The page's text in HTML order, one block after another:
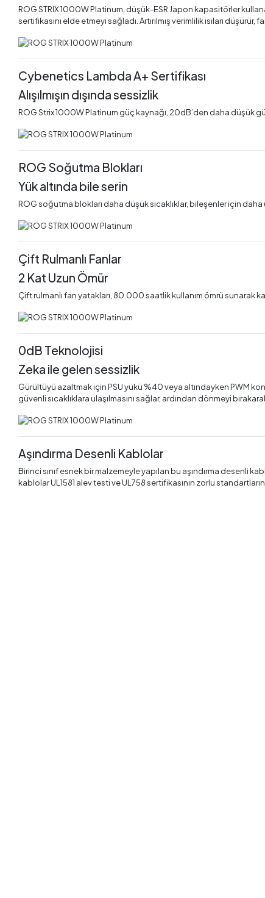
ROG STRIX 1000W Platinum, düşük-ESR Japon kapasitörler
sertifikasını elde etmeyi sağladı. Artırılmış verimlilik ısıları
Cybenetics Lambda A+ Sertifikası
Alışılmışın dışında sessizlik
ROG Strix 1000W Platinum güç kaynağı, 20dB’den daha düşük
ROG Soğutma Blokları
Yük altında bile serin
ROG soğutma blokları daha düşük sıcaklıklar, bileşenler için daha
Çift Rulmanlı Fanlar
2 Kat Uzun Ömür
Çift rulmanlı fan yatakları, 80.000 saatlik kullanım ömrü sunarak
0dB Teknolojisi
Zeka ile gelen sessizlik
Gürültüyü azaltmak için PSU yükü %40 veya altındayken PWM
güvenli sıcaklıklara ulaşılmasını sağlar, ardından dönmeyi
Aşındırma Desenli Kablolar
Birinci sınıf esnek bir malzemeyle yapılan bu aşındırma desenli
kablolar UL1581 alev testi ve UL758 sertifikasının zorlu